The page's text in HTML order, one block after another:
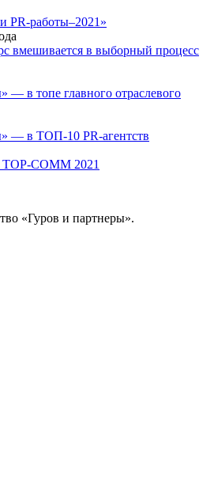
PR-работы–2021»
вмешивается в выборный процесс
— в топе главного отраслевого
— в ТОП-10 PR-агентств
COMM 2021
«Гуров и партнеры».